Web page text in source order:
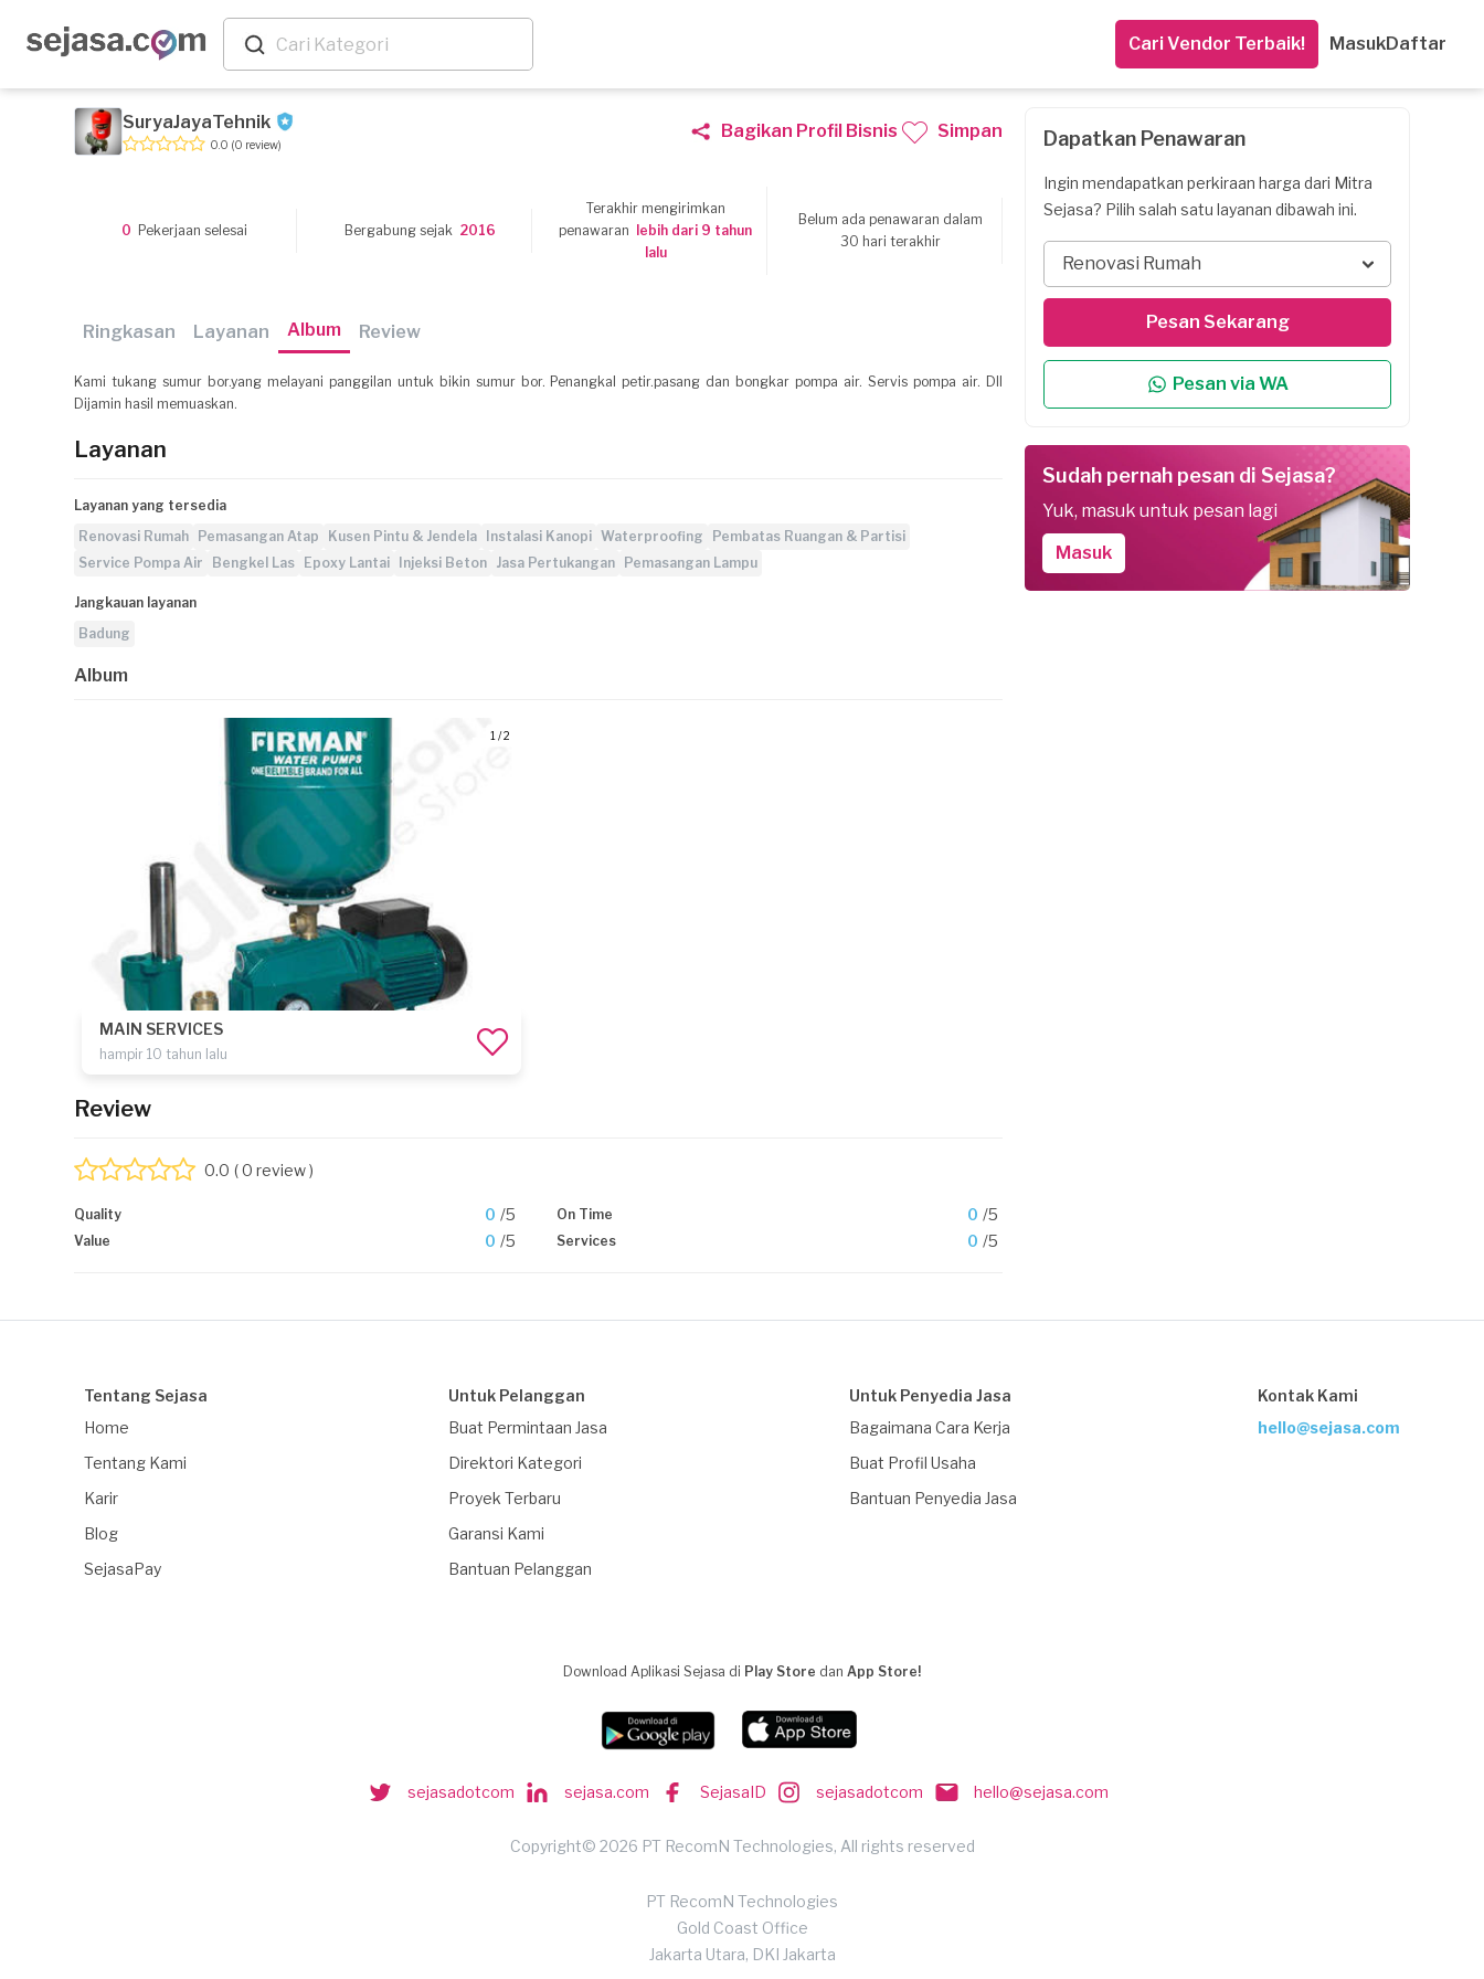
Cari Vendor Terbaik! MasukDaftar
SuryaJayaTehnik
0.0 (0 review)
Bagikan Profil Bisnis Simpan
0 Pekerjaan selesai Bergabung sejak 2016
Terakhir mengirimkan
penawaran
lebih dari 9 tahun
lalu
Belum ada penawaran dalam
30 hari terakhir
Ringkasan Layanan Album Review
Kami tukang sumur bor.yang melayani panggilan untuk bikin sumur bor. Penangkal petir.pasang dan bongkar pompa air. Servis pompa air. Dll
Dijamin hasil memuaskan.
Layanan
Layanan yang tersedia
Renovasi Rumah
Pemasangan Atap Kusen Pintu & Jendela Instalasi Kanopi Waterproofing
Pembatas Ruangan & Partisi
Service Pompa Air
Bengkel Las Epoxy Lantai Injeksi Beton Jasa Pertukangan Pemasangan Lampu
Jangkauan layanan
Badung
Album
1 / 2
MAIN SERVICES
hampir 10 tahun lalu
Review
0.0 ( 0 review )
Quality 0 /5 On Time 0 /5
Value 0 /5 Services 0 /5
Dapatkan Penawaran
Ingin mendapatkan perkiraan harga dari Mitra
Sejasa? Pilih salah satu layanan dibawah ini.
Renovasi Rumah
Pesan Sekarang
Pesan via WA
Sudah pernah pesan di Sejasa?
Yuk, masuk untuk pesan lagi
Masuk
Tentang Sejasa
Home
Tentang Kami
Karir
Blog
SejasaPay
Untuk Pelanggan
Buat Permintaan Jasa
Direktori Kategori
Proyek Terbaru
Garansi Kami
Bantuan Pelanggan
Untuk Penyedia Jasa
Bagaimana Cara Kerja
Buat Profil Usaha
Bantuan Penyedia Jasa
Kontak Kami
hello@sejasa.com
Download Aplikasi Sejasa di Play Store dan App Store!
sejasadotcom sejasa.com SejasaID sejasadotcom hello@sejasa.com
Copyright© 2026 PT RecomN Technologies, All rights reserved
PT RecomN Technologies
Gold Coast Office
Jakarta Utara, DKI Jakarta